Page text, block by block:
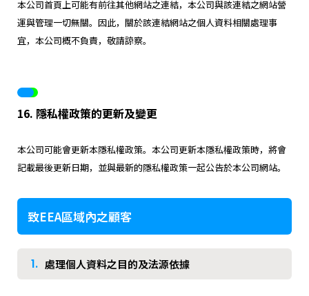
本公司首頁上可能有前往其他網站之連結，本公司與該連結之網站營
運與管理一切無關。因此，關於該連結網站之個人資料相關處理事
宜，本公司概不負責，敬請諒察。
16. 隱私權政策的更新及變更
本公司可能會更新本隱私權政策。本公司更新本隱私權政策時，將會
記載最後更新日期，並與最新的隱私權政策一起公告於本公司網站。
致EEA區域內之顧客
1. 處理個人資料之目的及法源依據